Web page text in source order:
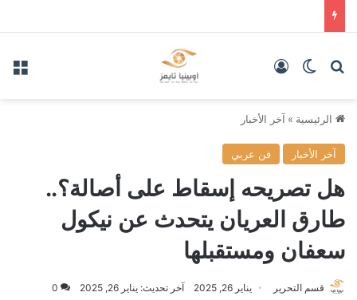
بحث عنالوضع المظلم
الرئيسية » آخر الأخبار
آخر الأخبار فن عربي
هل تصريحه إسقاط على أصالة؟..
طارق العريان يتحدث عن نيكول
سعفان ومستقبلها
قسم التحرير يناير 26, 2025 آخر تحديث: يناير 26, 2025 0